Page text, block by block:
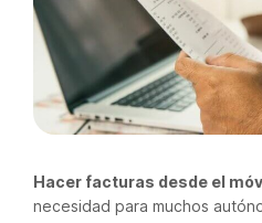
Hacer facturas desde el
necesidad para muchos